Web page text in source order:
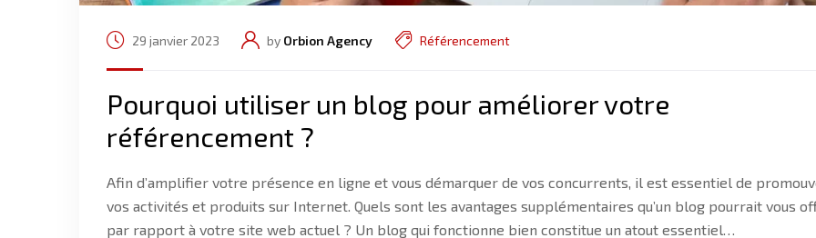
29 janvier 2023 by Orbion Agency Référencement
Pourquoi utiliser un blog pour améliorer votre
référencement ?
Afin d’amplifier votre présence en ligne et vous démarquer de vos concurrents, il est essentiel de
vos activités et produits sur Internet. Quels sont les avantages supplémentaires qu’un blog pourrait vous
par rapport à votre site web actuel ? Un blog qui fonctionne bien constitue un atout essentiel…